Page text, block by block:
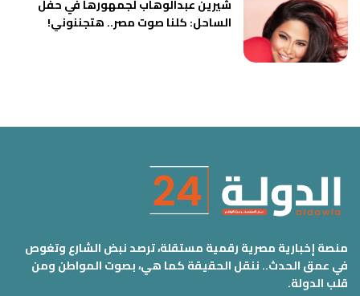
شيرين عبدالوهاب لجمهورها في حفل
الساحل: كلنا صوت مصر.. هتجننوني!
منصة إخبارية مصرية رقمية مستقلة، ترصد نبض الشارع وتغوص
في عمق الحدث.. ننقل الحقيقة كما هي، بصوت المواطن ومن
قلب الدولة.